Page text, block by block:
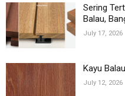
Sering
Balau,
July 17, 2026
Kayu
July 12, 2026